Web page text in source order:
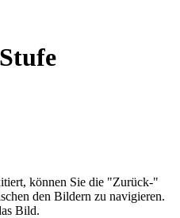
können Sie die "Zurück-"
den Bildern zu navigieren.
Bild.